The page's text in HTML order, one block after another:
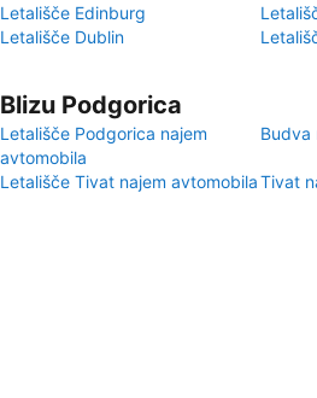
Letališče Edinburg
Letališče Dublin
Blizu Podgorica
Letališče Podgorica najem
avtomobila
Budva
Letališče Tivat najem avtomobilaTivat